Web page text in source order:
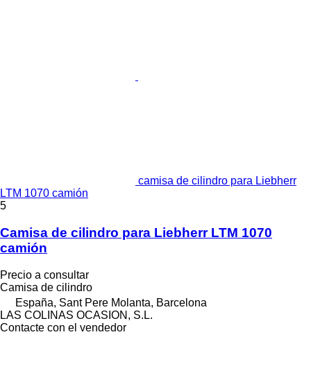
camisa de cilindro para Liebherr
LTM 1070 camión
5
Camisa de cilindro para Liebherr LTM 1070
camión
Precio a consultar
Camisa de cilindro
España, Sant Pere Molanta, Barcelona
LAS COLINAS OCASION, S.L.
Contacte con el vendedor